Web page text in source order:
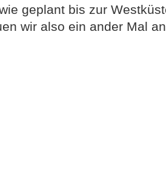
geplant bis zur
wir also ein ander Mal